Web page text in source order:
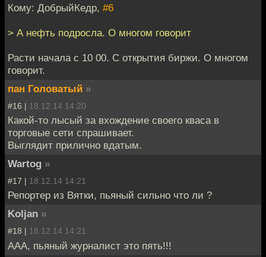
Кому: ДобрыйКедр, #6
> А нефть подросла. О многом говорит
Расти начала с 10 00. С открытия биржи. О многом
говорит.
пан Головатый »
#16 | 18.12.14 14:20
Какой-то лысый за вхождение своего кваса в
торговые сети спрашивает.
Выглядит прилично вдатым.
Wartog »
#17 | 18.12.14 14:21
Репортер из Вятки, пьяный сильно что ли ?
Koljan »
#18 | 18.12.14 14:21
ААА, пьяный журналист это пять!!!